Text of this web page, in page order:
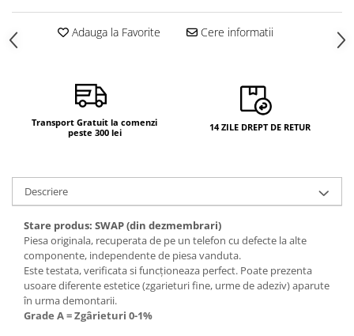
Adauga la Favorite Cere informatii
Transport Gratuit la comenzi
peste 300 lei
14 ZILE DREPT DE RETUR
Descriere
Stare produs: SWAP (din dezmembrari)
Piesa originala, recuperata de pe un telefon cu defecte la alte
componente, independente de piesa vanduta.
Este testata, verificata si funcționeaza perfect. Poate prezenta
usoare diferente estetice (zgarieturi fine, urme de adeziv) aparute
în urma demontarii.
Grade A = Zgârieturi 0-1%